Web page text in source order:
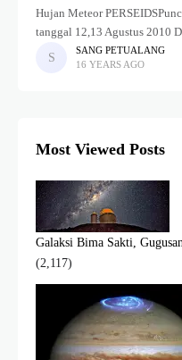
Hujan Meteor
tanggal 12,13 Agustus 2010
tanggal 23 Juli sampai 22
jam saat Puncaknya
SANG PETUALANG
16 YEARS AGO
Most Viewed Posts
Galaksi Bima Sakti,
(2,117)